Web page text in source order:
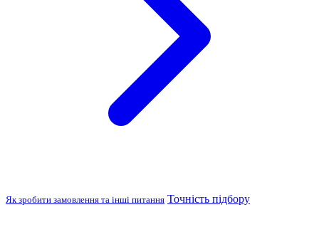
Як зробити замовлення та інші питання Точність підбору